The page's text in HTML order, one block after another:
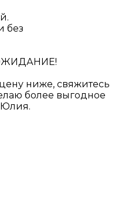
без
ниже, свяжитесь
более выгодное